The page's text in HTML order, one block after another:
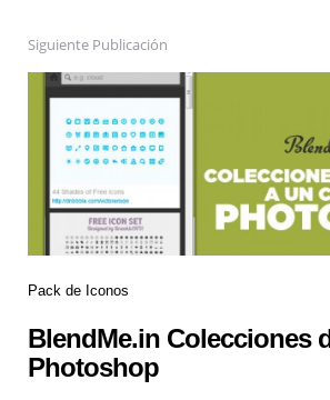
Siguiente Publicación
Pack de Iconos
BlendMe.in Colecciones
Photoshop